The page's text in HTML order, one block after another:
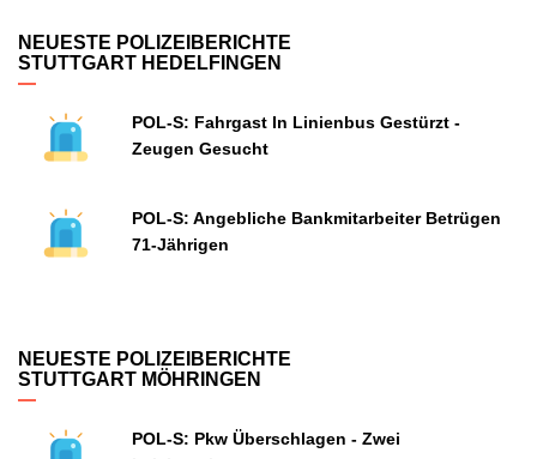
NEUESTE POLIZEIBERICHTE
STUTTGART HEDELFINGEN
POL-S: Fahrgast In Linienbus Gestürzt -
Zeugen Gesucht
POL-S: Angebliche Bankmitarbeiter Betrügen
71-Jährigen
NEUESTE POLIZEIBERICHTE
STUTTGART MÖHRINGEN
POL-S: Pkw Überschlagen - Zwei